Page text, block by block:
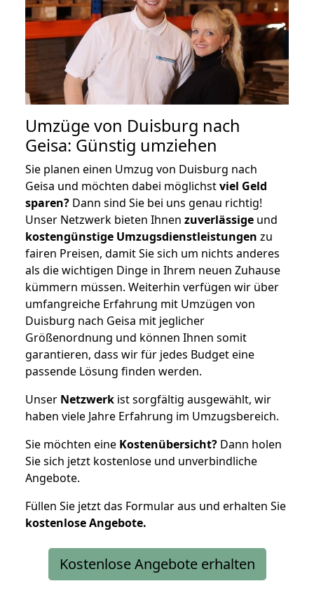
Umzüge von Duisburg nach
Geisa: Günstig umziehen
Sie planen einen Umzug von Duisburg nach
Geisa und möchten dabei möglichstviel Geld
sparen? Dann sind Sie bei uns genau richtig!
Unser Netzwerk bieten Ihnen zuverlässige und
kostengünstige Umzugsdienstleistungen zu
fairen Preisen, damit Sie sich um nichts anderes
als die wichtigen Dinge in Ihrem neuen Zuhause
kümmern müssen. Weiterhin verfügen wir über
umfangreiche Erfahrung mit Umzügen von
Duisburg nach Geisa mit jeglicher
Größenordnung und können Ihnen somit
garantieren, dass wir für jedes Budget eine
passende Lösung finden werden.
Unser Netzwerk ist sorgfältig ausgewählt, wir
haben viele Jahre Erfahrung im Umzugsbereich.
Sie möchten eine Kostenübersicht? Dann holen
Sie sich jetzt kostenlose und unverbindliche
Angebote.
Füllen Sie jetzt das Formular aus und erhalten Sie
kostenloseAngebote.
Kostenlose Angebote erhalten